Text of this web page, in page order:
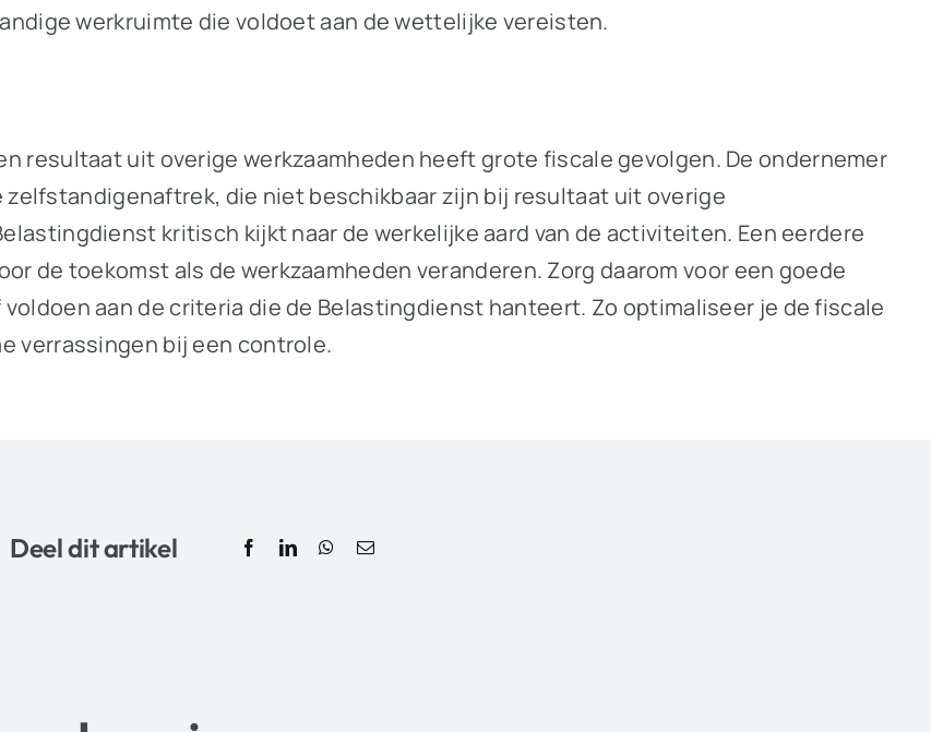
werkruimte die voldoet aan de wettelijke vereisten.
resultaat uit overige werkzaamheden heeft grote fiscale gevolgen. De ondernemer
die niet beschikbaar zijn bij resultaat uit overige
kritisch kijkt naar de werkelijke aard van de activiteiten. Een eerdere
de toekomst als de werkzaamheden veranderen. Zorg daarom voor een goede
aan de criteria die de Belastingdienst hanteert. Zo optimaliseer je de fiscale
verrassingen bij een controle.
Deel dit artikel